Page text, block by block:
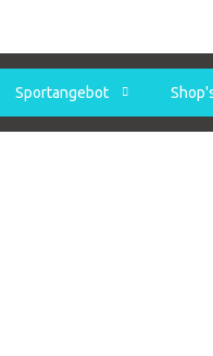
Sportangebot